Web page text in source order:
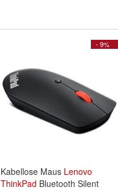
- 9%
Kabellose Maus Lenovo
ThinkPad Bluetooth Silent